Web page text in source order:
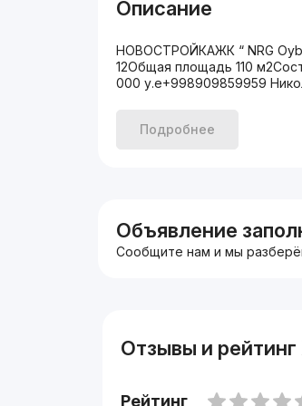
Описание
НОВОСТРОЙКАЖК “ NRG
12Общая площадь 110
000 у.е+998909859959
Подробнее
Объявление
Сообщите нам и мы
Отзывы и
Рейтинг